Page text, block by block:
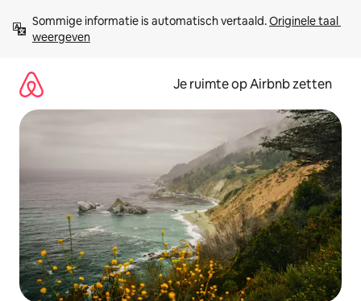
direct
naar
Sommige informatie is automatisch vertaald. Originele taal
weergeven
Je ruimte op Airbnb zetten